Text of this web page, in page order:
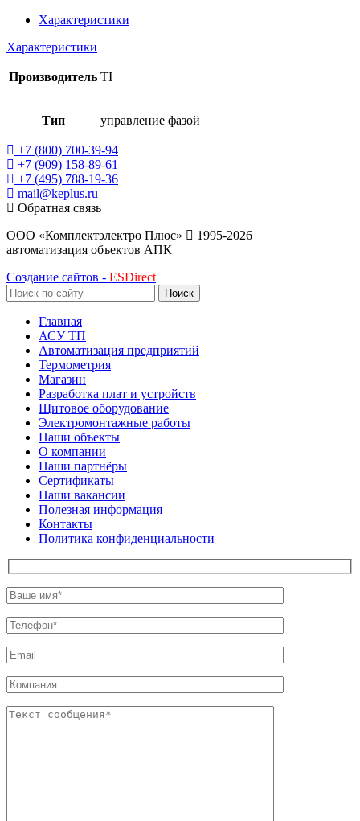
Характеристики
Характеристики
Производитель TI
Тип управление фазой
+7 (800) 700-39-94
+7 (909) 158-89-61
+7 (495) 788-19-36
mail@keplus.ru
Обратная связь
ООО «Комплектэлектро Плюс»
1995-2026
автоматизация объектов АПК
Создание сайтов - ESDirect
Поиск
Главная
АСУ ТП
Автоматизация предприятий
Термометрия
Магазин
Разработка плат и устройств
Щитовое оборудование
Электромонтажные работы
Наши объекты
О компании
Наши партнёры
Сертификаты
Наши вакансии
Полезная информация
Контакты
Политика конфиденциальности